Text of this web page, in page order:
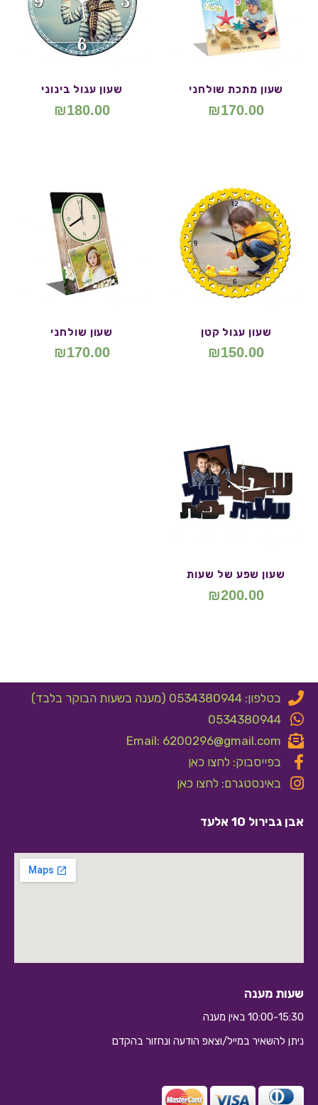
שעון מתכת שולחני
₪170.00
שעון עגול בינוני
₪180.00
שעון עגול קטן
₪150.00
שעון שולחני
₪170.00
שעון שפע של שעות
₪200.00
בטלפון: 0534380944 (מענה בשעות הבוקר בלבד)
0534380944
Email: 6200296@gmail.com
בפייסבוק: לחצו כאן
באינסטגרם: לחצו כאן
אבן גבירול 10 אלעד
שעות מענה
10:00-15:30 באין מענה
ניתן להשאיר במייל/וצאפ הודעה ונחזור בהקדם